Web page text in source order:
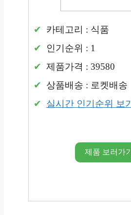
카테고리 : 식품
인기순위 : 1
제품가격 : 39580
상품배송 : 로켓배송
실시간 인기순위 보기
제품 보러가기